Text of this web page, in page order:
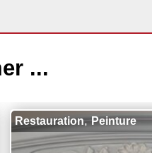
...
Restauration,Peinture